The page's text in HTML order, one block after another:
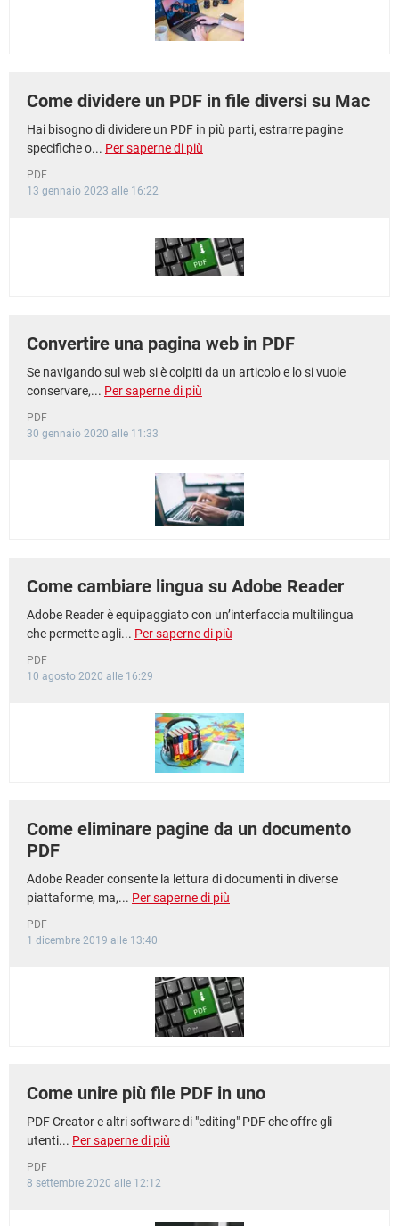
Come dividere un PDF in file diversi su Mac
Hai bisogno di dividere un PDF in più parti, estrarre pagine
specifiche o... Per saperne di più
PDF
13 gennaio 2023 alle 16:22
Convertire una pagina web in PDF
Se navigando sul web si è colpiti da un articolo e lo si vuole
conservare,... Per saperne di più
PDF
30 gennaio 2020 alle 11:33
Come cambiare lingua su Adobe Reader
Adobe Reader è equipaggiato con un’interfaccia multilingua
che permette agli... Per saperne di più
PDF
10 agosto 2020 alle 16:29
Come eliminare pagine da un documento
PDF
Adobe Reader consente la lettura di documenti in diverse
piattaforme, ma,... Per saperne di più
PDF
1 dicembre 2019 alle 13:40
Come unire più file PDF in uno
PDF Creator e altri software di "editing" PDF che offre gli
utenti... Per saperne di più
PDF
8 settembre 2020 alle 12:12